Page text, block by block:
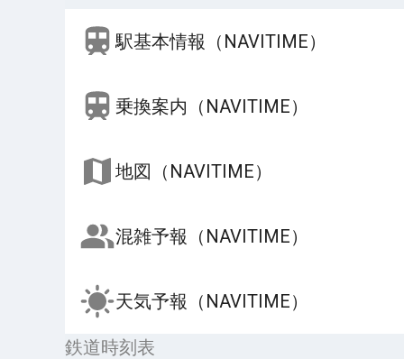
駅基本情報（NAVITIME）
乗換案内（NAVITIME）
地図（NAVITIME）
混雑予報（NAVITIME）
天気予報（NAVITIME）
鉄道時刻表